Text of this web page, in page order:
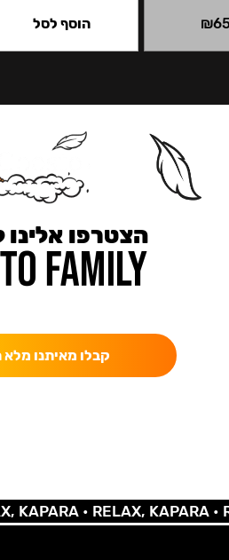
₪ הוסף לסל
הצטרפו אלינו
קבלו מאיתנו מלא
•RELAX, KAPARA •